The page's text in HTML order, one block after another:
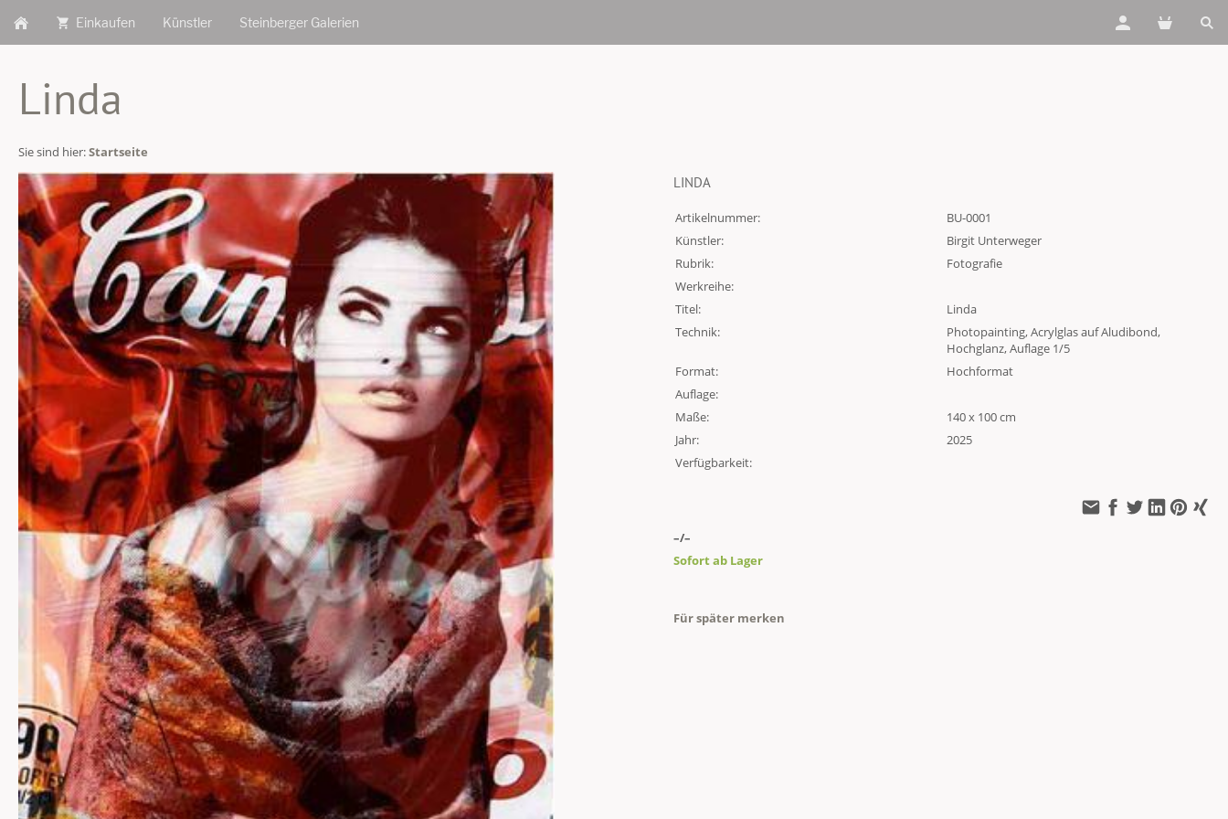
Einkaufen Künstler Steinberger Galerien
Linda
Sie sind hier:Startseite
LINDA
Artikelnummer:
BU-0001
Künstler:
Birgit Unterweger
Rubrik:
Fotografie
Werkreihe:
Titel:
Linda
Technik:
Photopainting, Acrylglas auf Aludibond,
Hochglanz, Auflage 1/5
Format:
Hochformat
Auflage:
Maße:
140 x 100 cm
Jahr:
2025
Verfügbarkeit:
–/–
Sofort ab Lager
Für später merken